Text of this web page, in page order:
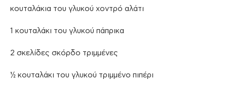
κουταλάκια του γλυκού χοντρό αλάτι
1 κουταλάκι του γλυκού πάπρικα
2 σκελίδες σκόρδο τριμμένες
½ κουταλάκι του γλυκού τριμμένο πιπέρι